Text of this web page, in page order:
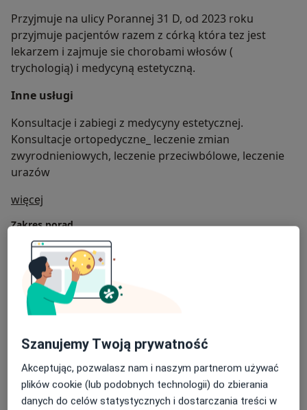
Przyjmuje na ulicy Porannej 31 D, od 2023 roku
przyjmuje pacjentów razem z córką która tez jest
lekarzem i zajmuje sie chorobami włosów (
trychologią) i medycyną estetyczną.
Inne usługi
Konsultacje i zabiegi z medycyny estetycznej.
Konsultacje ortopedyczne_ leczenie zmian
zwyrodnieniowych, leczenie przeciwbólowe, leczenie
urazów
więcej
Zakres porad
Medycyna estetyczna
Ortopedia i traumatologia narządu ruchu
Główne obszary pomocy
Ból kolana Złamania
Dorośli
Dzieci
Szanujemy Twoją prywatność
Akceptując, pozwalasz nam i naszym partnerom używać
plików cookie (lub podobnych technologii) do zbierania
danych do celów statystycznych i dostarczania treści w